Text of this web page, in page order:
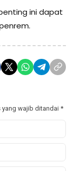
ini dapat
yang wajib ditandai *